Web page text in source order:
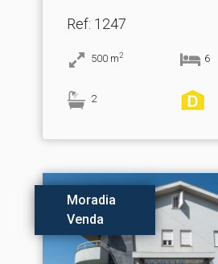
Ref: 1247
500 m2 6
2
Moradia
Venda